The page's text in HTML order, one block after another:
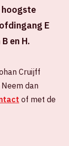
E
en H.
Cruijff
dan
of met de